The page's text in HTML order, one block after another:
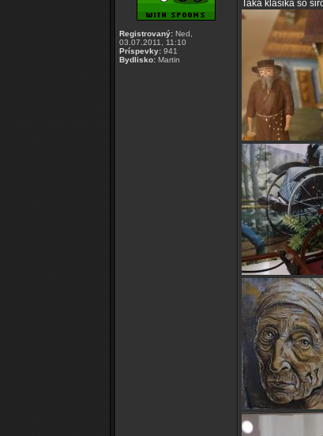
Registrovaný:Ned,
03.07.2011, 11:10
Príspevky:941
Bydlisko:Martin
Taká klasika so